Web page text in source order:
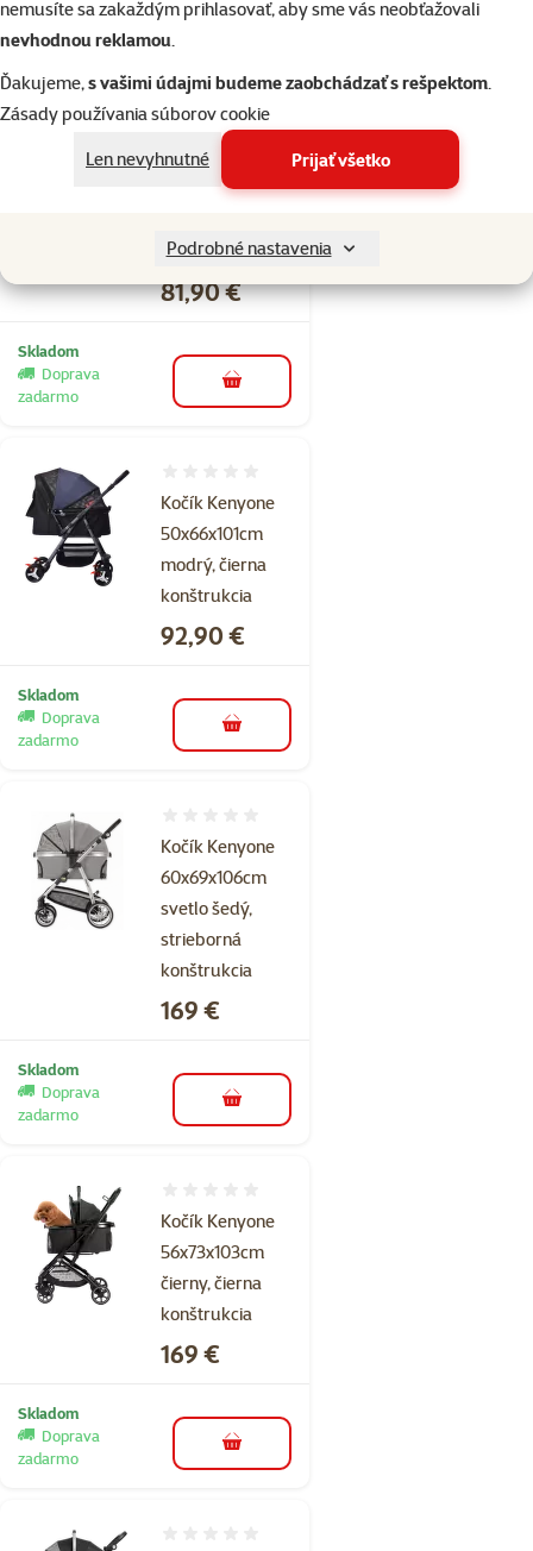
nemusíte sa zakaždým prihlasovať, aby sme vás neobťažovali
nevhodnou reklamou.
Ďakujeme,s vašimi údajmi budeme zaobchádzať s rešpektom.
Zásady používania súborov cookie
Len nevyhnutné
Prijať všetko
Podrobné nastavenia
Skladom do košíka
Kenyone Kočík
pre psa modrý,
61 x 100 cm
Hodnotenie 0%
Cena
81,90 €
Skladom
Doprava
zadarmo
do košíka
Kočík Kenyone
50x66x101cm
modrý, čierna
konštrukcia
Cena
92,90 €
Skladom
Doprava
zadarmo
do košíka
Kočík Kenyone
60x69x106cm
svetlo šedý,
strieborná
konštrukcia
Cena
169 €
Skladom
Doprava
zadarmo
do košíka
Kočík Kenyone
56x73x103cm
čierny, čierna
konštrukcia
Cena
169 €
Skladom
Doprava
zadarmo
do košíka